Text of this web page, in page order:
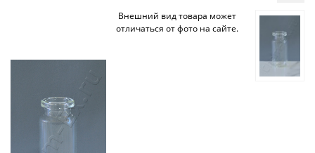
Внешний вид товара может
отличаться от фото на сайте.